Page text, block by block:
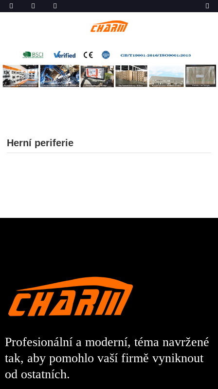
Herní periferie
Profesionální a moderní, téma navržené
tak, aby pomohlo vaší firmě vyniknout
od ostatních.